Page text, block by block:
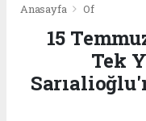
Anasayfa Of
15
Tek